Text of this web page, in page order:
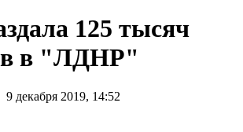
125 тысяч
в "ЛДНР"
декабря 2019, 14:52